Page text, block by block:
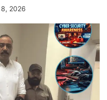
2026